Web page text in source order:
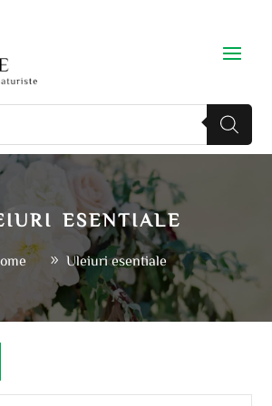
esentiale
Uleiuri esentiale